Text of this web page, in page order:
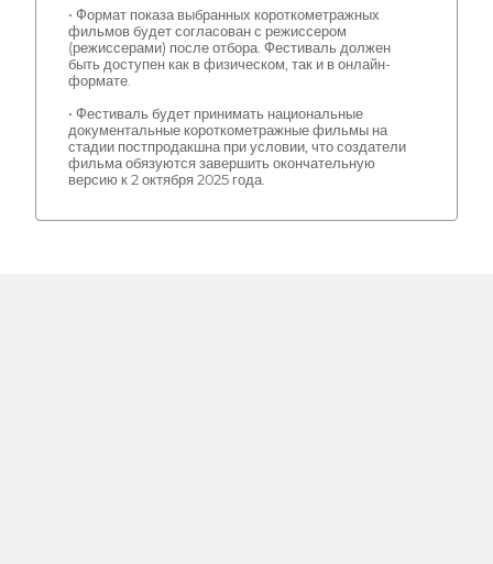
• Формат показа выбранных короткометражных
фильмов будет согласован с режиссером
(режиссерами) после отбора. Фестиваль должен
быть доступен как в физическом, так и в онлайн-
формате.
• Фестиваль будет принимать национальные
документальные короткометражные фильмы на
стадии постпродакшна при условии, что создатели
фильма обязуются завершить окончательную
версию к 2 октября 2025 года.